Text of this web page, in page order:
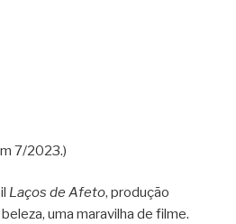
stars
7/2023.)
Laços de Afeto, produção
uma maravilha de filme.